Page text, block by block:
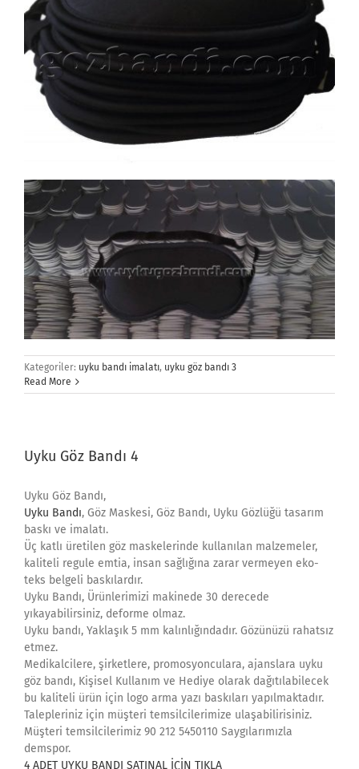
Kategoriler: uyku bandı imalatı, uyku göz bandı 3
Read More
Uyku Göz Bandı 4
Uyku Göz Bandı,
Uyku Bandı, Göz Maskesi, Göz Bandı, Uyku Gözlüğü tasarım
baskı ve imalatı.
Üç katlı üretilen göz maskelerinde kullanılan malzemeler,
kaliteli regule emtia, insan sağlığına zarar vermeyen eko-
teks belgeli baskılardır.
Uyku Bandı, Ürünlerimizi makinede 30 derecede
yıkayabilirsiniz, deforme olmaz.
Uyku bandı, Yaklaşık 5 mm kalınlığındadır. Gözünüzü rahatsız
etmez.
Medikalcilere, şirketlere, promosyonculara, ajanslara uyku
göz bandı, Kişisel Kullanım ve Hediye olarak dağıtılabilecek
bu kaliteli ürün için logo arma yazı baskıları yapılmaktadır.
Talepleriniz için müşteri temsilcilerimize ulaşabilirisiniz.
Müşteri temsilcilerimiz 90 212 5450110 Saygılarımızla
demspor.
4 ADET UYKU BANDI SATINAL İÇİN TIKLA